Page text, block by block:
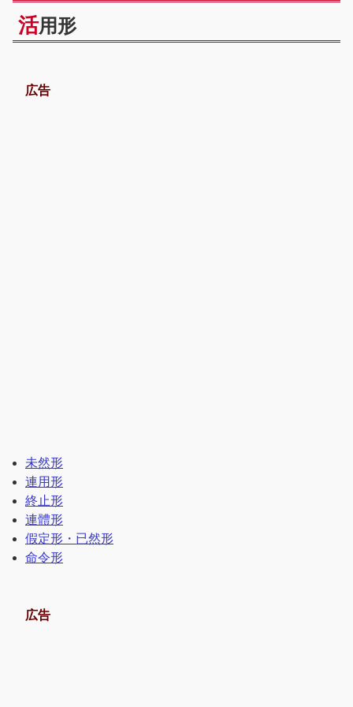
活用形
広告
未然形
連用形
終止形
連體形
假定形・已然形
命令形
広告